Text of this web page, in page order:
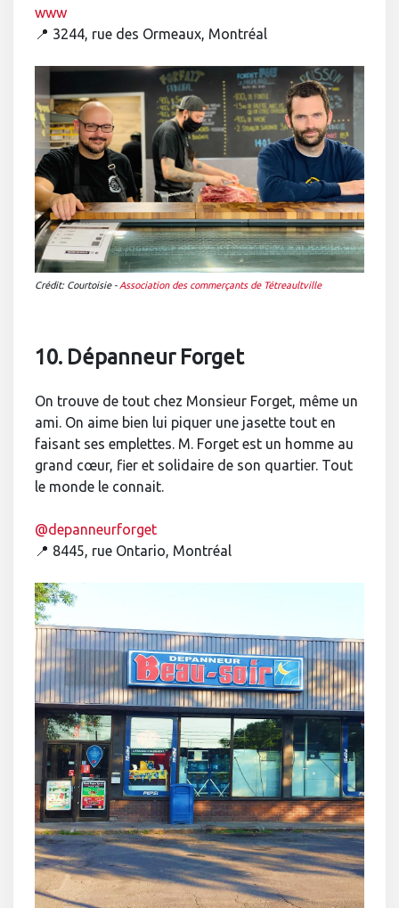
www
📍 3244, rue des Ormeaux, Montréal
Crédit: Courtoisie - Association des commerçants de Tétreaultville
10. Dépanneur Forget
On trouve de tout chez Monsieur Forget, même un
ami. On aime bien lui piquer une jasette tout en
faisant ses emplettes. M. Forget est un homme au
grand cœur, fier et solidaire de son quartier. Tout
le monde le connait.
@depanneurforget
📍 8445, rue Ontario, Montréal